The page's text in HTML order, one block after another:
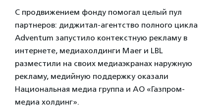
С продвижением фонду помогал целый пул
партнеров: диджитал-агентство полного цикла
Adventum запустило контекстную рекламу в
интернете, медиахолдинги Maer и LBL
разместили на своих медиаэкранах наружную
рекламу, медийную поддержку оказали
‎Национальная медиа группа и АО «‎Газпром-
медиа холдинг»‎.